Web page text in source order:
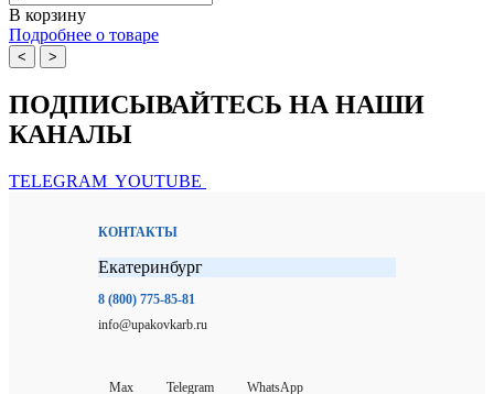
В корзину
Подробнее о товаре
< >
ПОДПИСЫВАЙТЕСЬ НА НАШИ
КАНАЛЫ
TELEGRAM YOUTUBE
КОНТАКТЫ
Екатеринбург
8 (800) 775-85-81
info@upakovkarb.ru
Max Telegram WhatsApp